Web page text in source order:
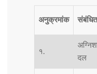
अनुक्रमांक संबंधित
१.
दल